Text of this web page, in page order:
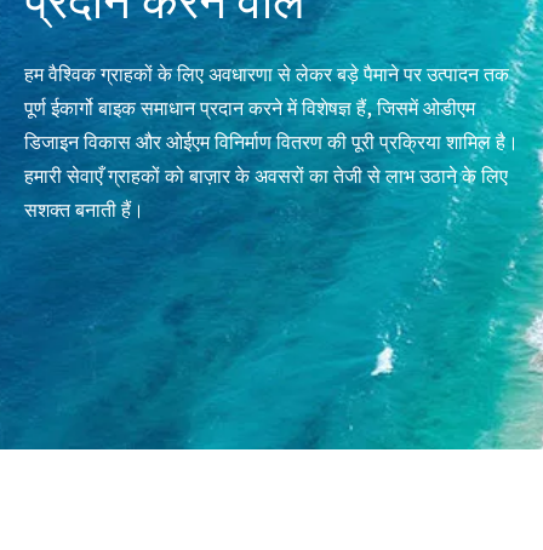
हम वैश्विक ग्राहकों के लिए अवधारणा से लेकर बड़े पैमाने पर उत्पादन तक
पूर्ण ईकार्गो बाइक समाधान प्रदान करने में विशेषज्ञ हैं, जिसमें ओडीएम
डिजाइन विकास और ओईएम विनिर्माण वितरण की पूरी प्रक्रिया शामिल है।
हमारी सेवाएँ ग्राहकों को बाज़ार के अवसरों का तेजी से लाभ उठाने के लिए
सशक्त बनाती हैं।